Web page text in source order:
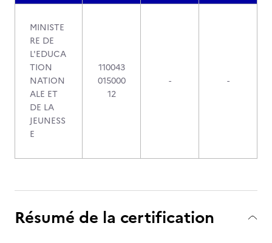
MINISTE
RE DE
L'EDUCA
TION
NATION
ALE ET
DE LA
JEUNESS
E
110043
015000
12
- -
Résumé de la certification